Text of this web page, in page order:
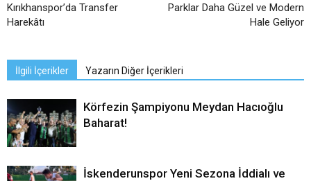
Kırıkhanspor’da Transfer
Harekâtı
Parklar Daha Güzel ve Modern
Hale Geliyor
İlgili İçerikler Yazarın Diğer İçerikleri
Körfezin Şampiyonu Meydan Hacıoğlu
Baharat!
İskenderunspor Yeni Sezona İddialı ve